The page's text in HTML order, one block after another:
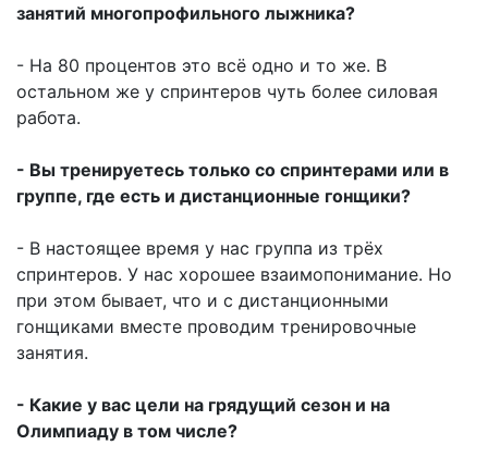
занятий многопрофильного лыжника?
- На 80 процентов это всё одно и то же. В
остальном же у спринтеров чуть более силовая
работа.
- Вы тренируетесь только со спринтерами или в
группе, где есть и дистанционные гонщики?
- В настоящее время у нас группа из трёх
спринтеров. У нас хорошее взаимопонимание. Но
при этом бывает, что и с дистанционными
гонщиками вместе проводим тренировочные
занятия.
- Какие у вас цели на грядущий сезон и на
Олимпиаду в том числе?